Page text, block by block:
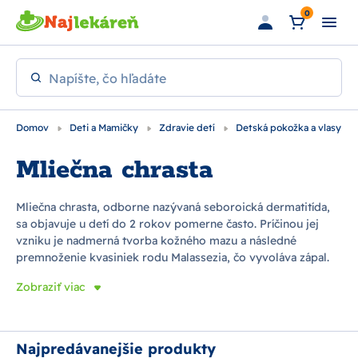
Preskočiť na hlavný obsah 0
Napíšte, čo hľadáte
Domov Deti a Mamičky Zdravie detí Detská pokožka a vlasy
Mliečna chrasta
Mliečna chrasta, odborne nazývaná seboroická dermatitída,
sa objavuje u detí do 2 rokov pomerne často. Príčinou jej
vzniku je nadmerná tvorba kožného mazu a následné
premnoženie kvasiniek rodu Malassezia, čo vyvoláva zápal.
tvorbou mazových žliaz – najmä vo vlasatej časti pokožky.
ložiskami. Pri vhodnej liečbe nastáva po krátkom čase
Zobraziť viac
Najpredávanejšie produkty